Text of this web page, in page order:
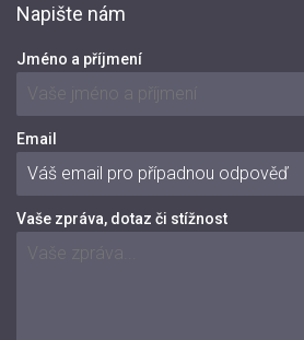
Napište nám
Jméno a příjmení
Email
Vaše zpráva, dotaz či stížnost